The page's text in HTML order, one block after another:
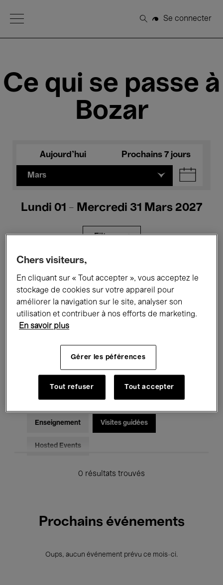
Open Menu
Rechercher
Se connecter
Ce qui se passe à
Bozar
Aujourd'hui Prochains 7 jours
Mars
Lundi 01 - Mercredi 31 Mars 2027
Filtres
Expositions Films Performances
Rencontres & Débats Jazz
Musique électronique
Pour tous Kids’ Palace
Enseignement Visites guidées
Hosted Events
0 résultats trouvés
Prochains événements
Oups, aucun événement prévu ce mois-ci.
Chers visiteurs,
En cliquant sur « Tout accepter », vous acceptez le
stockage de cookies sur votre appareil pour
améliorer la navigation sur le site, analyser son
utilisation et contribuer à nos efforts de marketing.
En savoir plus
Gérer les péférences
Tout refuser Tout accepter